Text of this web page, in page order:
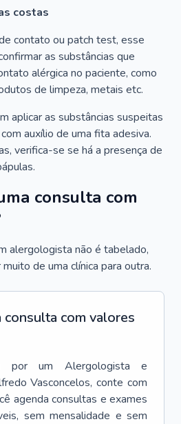
costas
contato ou patch test, esse
as substâncias que
alérgica no paciente, como
de limpeza, metais etc.
aplicar as substâncias suspeitas
auxílio de uma fita adesiva.
verifica-se se há a presença de
consulta com
alergologista não é tabelado,
de uma clínica para outra.
com valores
por um
Alergologista e
Vasconcelos, conte com
agenda consultas e exames
sem mensalidade e sem